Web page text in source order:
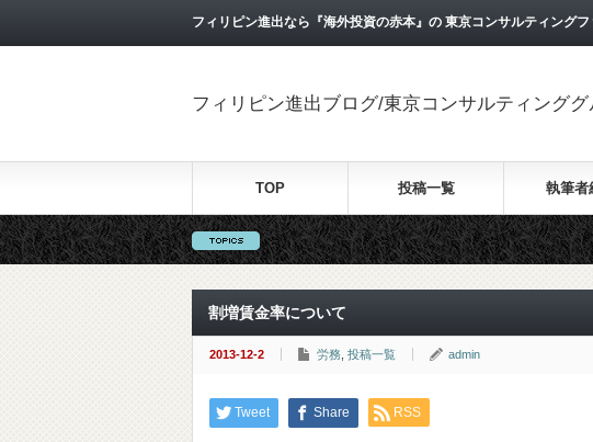
フィリピン進出なら『海外投資の赤本』の 東京コンサルティングフ
フィリピン進出ブログ/東京コンサルティング
TOP 投稿一覧 執筆者
割増賃金率について
2013-12-2 労務 投稿一覧 admin
Tweet Share RSS